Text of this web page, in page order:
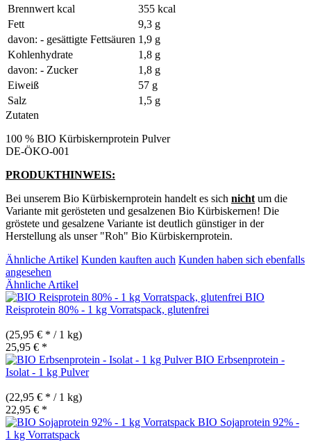
Brennwert kcal
355 kcal
Fett
9,3 g
davon: - gesättigte Fettsäuren 1,9 g
Kohlenhydrate
1,8 g
davon: - Zucker
1,8 g
Eiweiß
57 g
Salz
1,5 g
Zutaten
100 % BIO Kürbiskernprotein Pulver
DE-ÖKO-001
PRODUKTHINWEIS:
Bei unserem Bio Kürbiskernprotein handelt es sich nicht um die
Variante mit gerösteten und gesalzenen Bio Kürbiskernen! Die
gröstete und gesalzene Variante ist deutlich günstiger in der
Herstellung als unser "Roh" Bio Kürbiskernprotein.
Ähnliche Artikel Kunden kauften auch Kunden haben sich ebenfalls
angesehen
Ähnliche Artikel
BIO
Reisprotein 80% - 1 kg Vorratspack, glutenfrei
(25,95 € * / 1 kg)
25,95 € *
BIO Erbsenprotein -
Isolat - 1 kg Pulver
(22,95 € * / 1 kg)
22,95 € *
BIO Sojaprotein 92% -
1 kg Vorratspack